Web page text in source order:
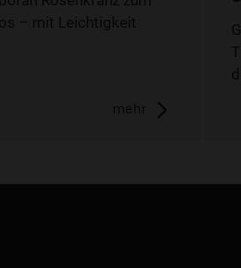
– mit Leichtigkeit
mehr